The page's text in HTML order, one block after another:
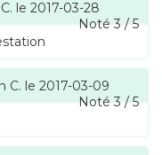
le 2017-03-28
Noté3/5
C. le 2017-03-09
Noté3/5